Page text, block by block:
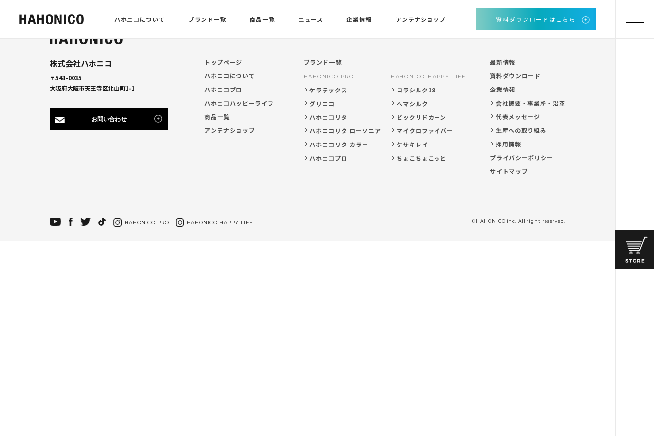
ハホニコについて ブランド一覧 商品一覧 ニュース 企業情報 アンテナショップ 資料ダウンロードはこちら
株式会社ハホニコ
〒543-0035
大阪府大阪市天王寺区北山町1-1
お問い合わせ
トップページ
ハホニコについて
ハホニコプロ
ハホニコハッピーライフ
商品一覧
アンテナショップ
ブランド一覧
HAHONICO PRO.
ケラテックス
グリニコ
ハホニコリタ
ハホニコリタ ローソニア
ハホニコリタ カラー
ハホニコプロ
HAHONICO HAPPY LIFE
コラシルク18
ヘマシルク
ビックリドカーン
マイクロファイバー
ケサキレイ
ちょこちょこっと
最新情報
資料ダウンロード
企業情報
会社概要・事業所・沿革
代表メッセージ
生産への取り組み
採用情報
プライバシーポリシー
サイトマップ
HAHONICO PRO. HAHONICO HAPPY LIFE ©HAHONICO inc. All right reserved.